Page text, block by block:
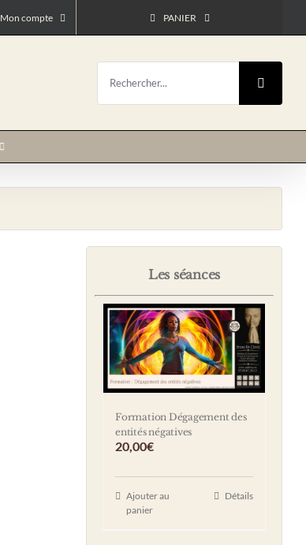
Mon compte PANIER
Rechercher:
Les séances
Formation Dégagement des
entités négatives
20,00€
Ajouter au
panier
Détails